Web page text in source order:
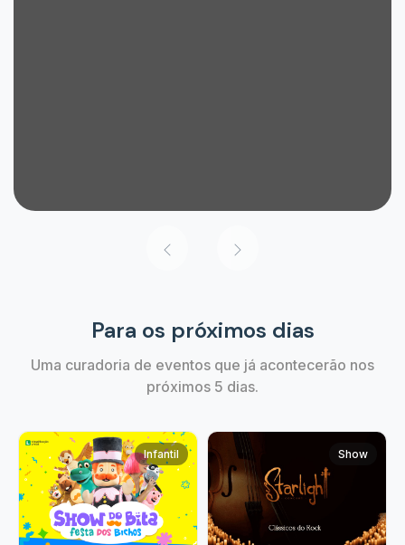
Para os próximos dias
Uma curadoria de eventos que já acontecerão nos
próximos 5 dias.
Infantil Show